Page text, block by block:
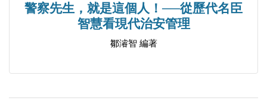
警察先生，就是這個人！──從歷代名臣
智慧看現代治安管理
鄒濬智 編著